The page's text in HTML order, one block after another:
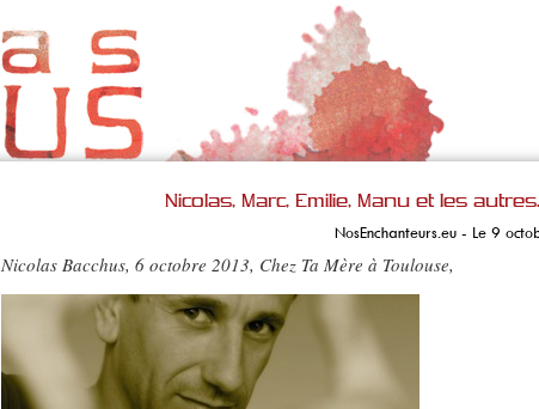
Nicolas, Marc, Emilie, Manu et les
NosEnchanteurs.eu - Le 9
Nicolas Bacchus, 6 octobre 2013, Chez Ta Mère à Toulouse,